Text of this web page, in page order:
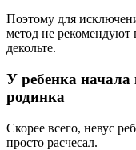
Поэтому для
метод не рекомендуют
декольте.
У ребенка
родинка
Скорее всего, невус
просто расчесал.